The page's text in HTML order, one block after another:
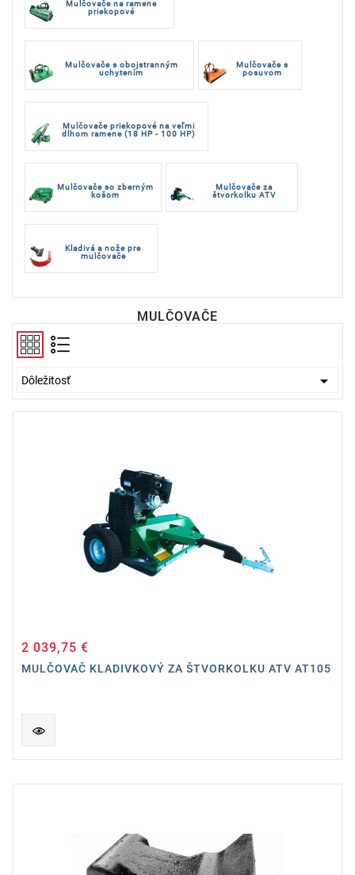
Mulčovače na ramene
priekopové
Mulčovače s obojstranným
uchytením
Mulčovače s
posuvom
Mulčovače priekopové na veľmi
dlhom ramene (18 HP - 100 HP)
Mulčovače so zberným
košom
Mulčovače za
štvorkolku ATV
Kladivá a nože pre
mulčovače
MULČOVAČE
Dôležitosť 
2 039,75 €
MULČOVAČ KLADIVKOVÝ ZA ŠTVORKOLKU ATV AT105